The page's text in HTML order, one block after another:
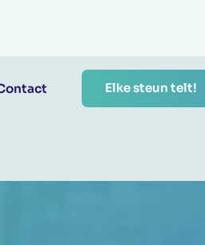
Elke steun telt!